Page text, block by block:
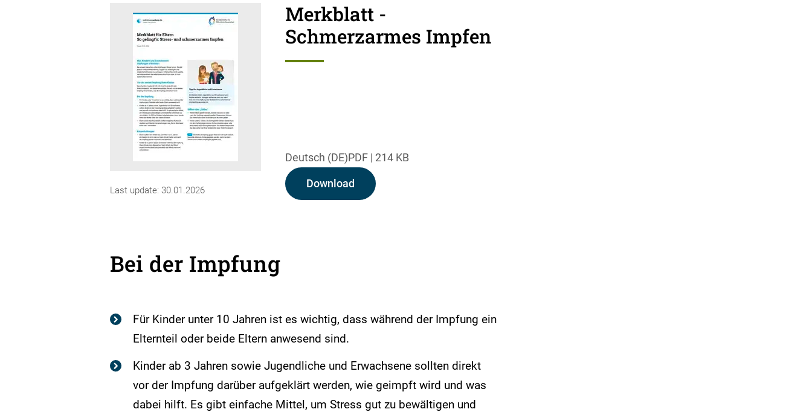
Last update: 30.01.2026
Merkblatt -
Schmerzarmes Impfen
Deutsch (DE)PDF | 214 KB
Download
Bei der Impfung
Für Kinder unter 10 Jahren ist es wichtig, dass während der Impfung ein
Elternteil oder beide Eltern anwesend sind.
Kinder ab 3 Jahren sowie Jugendliche und Erwachsene sollten direkt
vor der Impfung darüber aufgeklärt werden, wie geimpft wird und was
dabei hilft. Es gibt einfache Mittel, um Stress gut zu bewältigen und